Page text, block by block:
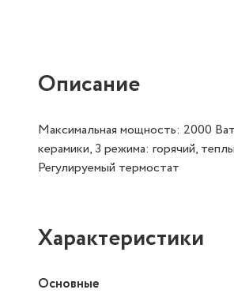
Описание
Максимальная мощность: 2000
керамики, 3 режима: горячий,
Регулируемый термостат
Характеристики
Основные